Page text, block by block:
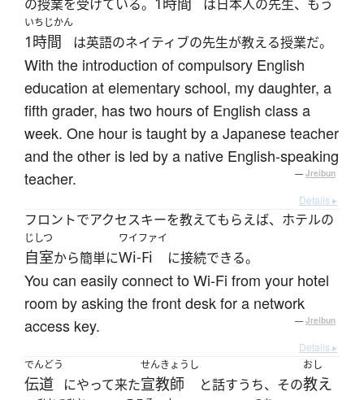
の授業を受けている。 は日本人の先生、もう
いちじかん
1時間 は英語のネイティブの先生が教える授業だ。
With the introduction of compulsory English
education at elementary school, my daughter, a
fifth grader, has two hours of English class a
week. One hour is taught by a Japanese teacher
and the other is led by a native English-speaking
teacher.
— Jreibun
Details ▸
フロントでアクセスキーを教えてもらえば、ホテルの
じしつ
自室から簡単に
ワイファイ
Wi-Fi に接続できる。
You can easily connect to Wi-Fi from your hotel
room by asking the front desk for a network
access key.
— Jreibun
Details ▸
でんどう
伝道 にやって来た
せんきょうし
宣教師 と話すうち、その
おし
教え